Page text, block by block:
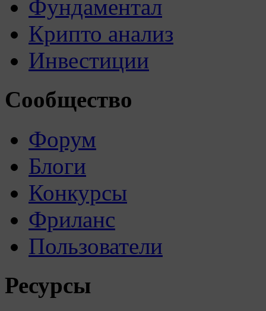
Фундаментал
Крипто анализ
Инвестиции
Сообщество
Форум
Блоги
Конкурсы
Фриланс
Пользователи
Ресурсы